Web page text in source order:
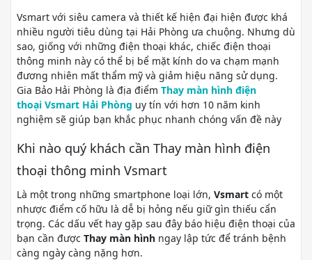
Vsmart với siêu camera và thiết kế hiện đại hiện được khá
nhiều người tiêu dùng tại Hải Phòng ưa chuộng. Nhưng dù
sao, giống với những điện thoại khác, chiếc điện thoại
thông minh này có thể bị bể mặt kính do va chạm mạnh
đương nhiên mất thẩm mỹ và giảm hiệu năng sử dụng.
Gia Bảo Hải Phòng là địa điểm Thay màn hình điện
thoại Vsmart Hải Phòng uy tín với hơn 10 năm kinh
nghiệm sẽ giúp bạn khắc phục nhanh chóng vấn đề này
Khi nào quý khách cần Thay màn hình điện
thoại thông minh Vsmart
Là một trong những smartphone loại lớn, Vsmart có một
nhược điểm cố hữu là dễ bị hỏng nếu giữ gìn thiếu cẩn
trọng. Các dấu vết hay gặp sau đây báo hiệu điện thoại của
bạn cần được Thay màn hình ngay lập tức để tránh bệnh
càng ngày càng nặng hơn.